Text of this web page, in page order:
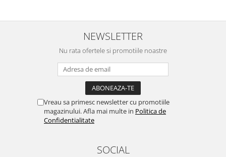
NEWSLETTER
Nu rata ofertele si promotiile noastre
Vreau sa primesc newsletter cu promotiile
magazinului. Afla mai multe in Politica de
Confidentialitate
SOCIAL